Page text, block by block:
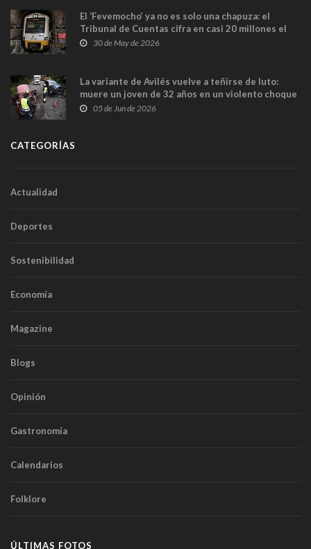
El ‘Fevemocho’ ya no es solo una chapuza: el
Tribunal de Cuentas cifra en casi 20 millones el
sobrecoste de los trenes que no cabían por los
30 de May de 2026
La variante de Avilés vuelve a teñirse de luto:
muere un joven de 32 años en un violento choque
frontal
05 de Jun de 2026
CATEGORÍAS
Actualidad
Deportes
Sostenibilidad
Economía
Magazine
Blogs
Opinión
Gastronomía
Calendarios
Folklore
ÚLTIMAS FOTOS